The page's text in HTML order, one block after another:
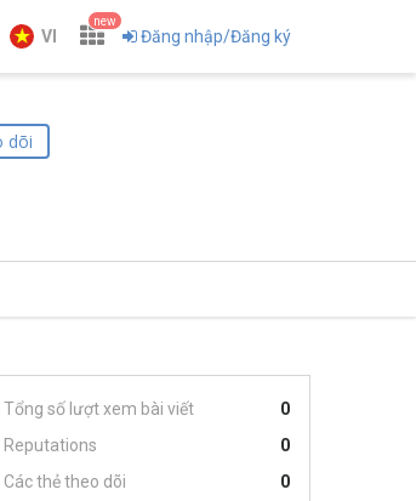
VI
new
Đăng nhập/Đăng ký
dõi
Tổng số lượt xem bài viết
0
Reputations
0
Các thẻ theo dõi
0